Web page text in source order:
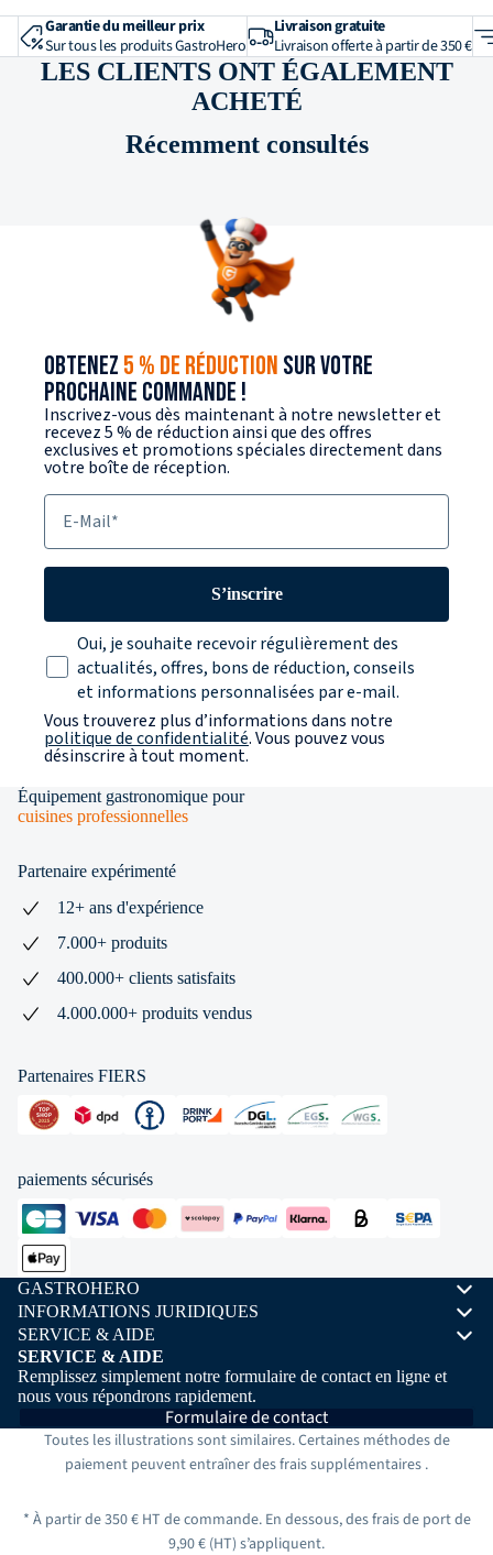
Garantie du meilleur prix
Sur tous les produits GastroHero
Livraison gratuite
Livraison offerte à partir de 350 €
LES CLIENTS ONT ÉGALEMENT
ACHETÉ
Récemment consultés
OBTENEZ 5 % DE RÉDUCTION SUR VOTRE
PROCHAINE COMMANDE !
Inscrivez-vous dès maintenant à notre newsletter et
recevez 5 % de réduction ainsi que des offres
exclusives et promotions spéciales directement dans
votre boîte de réception.
E-Mail
S’inscrire
Texte sur la protection des données
Oui, je souhaite recevoir régulièrement des
actualités, offres, bons de réduction, conseils
et informations personnalisées par e-mail.
Vous trouverez plus d’informations dans notre
politique de confidentialité. Vous pouvez vous
désinscrire à tout moment.
Équipement gastronomique pour
cuisines professionnelles
Partenaire expérimenté
12+ ans d'expérience
7.000+ produits
400.000+ clients satisfaits
4.000.000+ produits vendus
Partenaires FIERS
paiements sécurisés
GASTROHERO
INFORMATIONS JURIDIQUES
SERVICE & AIDE
SERVICE & AIDE
Remplissez simplement notre formulaire de contact en ligne et
nous vous répondrons rapidement.
Formulaire de contact
Toutes les illustrations sont similaires. Certaines méthodes de
paiement peuvent entraîner des fraissupplémentaires .
* À partir de 350 € HT de commande. En dessous, des frais de port de
9,90 € (HT) s’appliquent.